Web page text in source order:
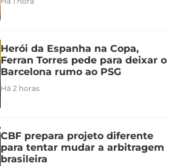
Herói da Espanha na Copa,
Ferran Torres pede para deixar o
Barcelona rumo ao PSG
Há 2 horas
CBF prepara projeto diferente
para tentar mudar a arbitragem
brasileira